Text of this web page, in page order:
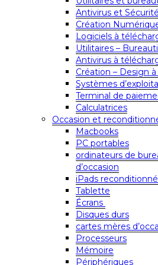
Antivirus et Sécurité
Création
Logiciels à
Utilitaires –
Antivirus à
Création – Design
Systèmes
Terminal de
Calculatrices
Occasion et
Macbooks
PC portables
ordinateurs de
d’occasion
iPads
Tablette
Écrans
Disques durs
cartes mères
Processeurs
Mémoire
Périphériques